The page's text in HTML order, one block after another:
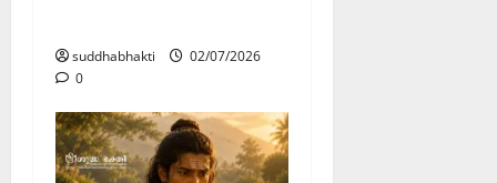
suddhabhakti
02/07/2026
0